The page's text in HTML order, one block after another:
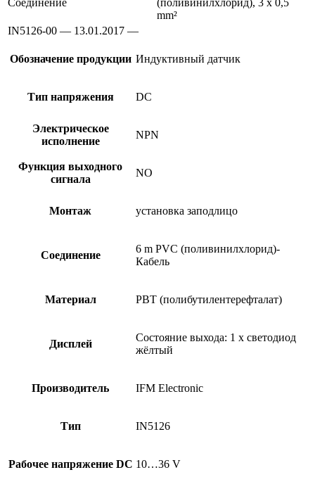
mm²
IN5126-00 — 13.01.2017 —
Обозначение продукции Индуктивный датчик
Тип напряжения DC
Электрическое
исполнение
NPN
Функция выходного
сигнала
NO
Монтаж установка заподлицо
Соединение
6 m PVC (поливинилхлорид)-
Кабель
Материал PBT (полибутилентерефталат)
Дисплей
Состояние выхода: 1 x светодиод
жёлтый
Производитель IFM Electronic
Тип IN5126
Рабочее напряжение DC 10…36 V